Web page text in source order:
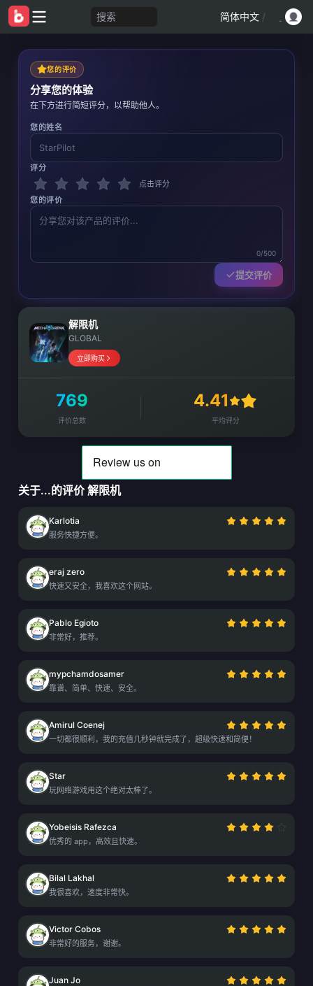
搜索 简体中文 /
您的评价
分享您的体验
在下方进行简短评分，以帮助他人。
您的姓名
评分
点击评分
您的评价
0/500
提交评价
解限机
GLOBAL
立即购买
769
评价总数
4.41
平均评分
关于...的评价 解限机
Karlotia
服务快捷方便。
eraj zero
快速又安全，我喜欢这个网站。
Pablo Egioto
非常好，推荐。
mypchamdosamer
靠谱、简单、快速、安全。
Amirul Coenej
一切都很顺利，我的充值几秒钟就完成了，超级快速和简便！
Star
玩网络游戏用这个绝对太棒了。
Yobeisis Rafezca
优秀的 app，高效且快速。
Bilal Lakhal
我很喜欢，速度非常快。
Victor Cobos
非常好的服务，谢谢。
Juan Jo